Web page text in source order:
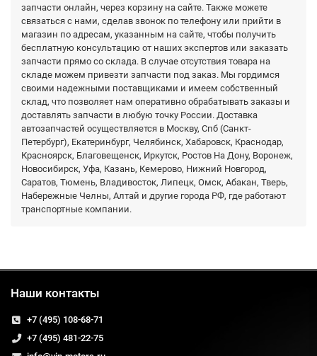
запчасти онлайн, через корзину на сайте. Также можете
связаться с нами, сделав звонок по телефону или прийти в
магазин по адресам, указанным на сайте, чтобы получить
бесплатную консультацию от наших экспертов или заказать
запчасти прямо со склада. В случае отсутствия товара на
складе можем привезти запчасти под заказ. Мы гордимся
своими надежными поставщиками и имеем собственный
склад, что позволяет нам оперативно обрабатывать заказы и
доставлять запчасти в любую точку России. Доставка
автозапчастей осуществляется в Москву, Спб (Санкт-
Петербург), Екатеринбург, Челябинск, Хабаровск, Краснодар,
Красноярск, Благовещенск, Иркутск, Ростов На Дону, Воронеж,
Новосибирск, Уфа, Казань, Кемерово, Нижний Новгород,
Саратов, Тюмень, Владивосток, Липецк, Омск, Абакан, Тверь,
Набережные Челны, Алтай и другие города РФ, где работают
транспортные компании.
Наши контакты
+7 (495) 108-68-71
+7 (495) 481-22-75